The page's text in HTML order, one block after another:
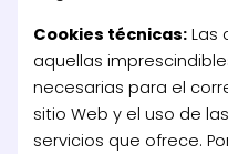
Cookies técnicas: Las
aquellas
necesarias para el
sitio Web y el uso de
servicios que ofrece.